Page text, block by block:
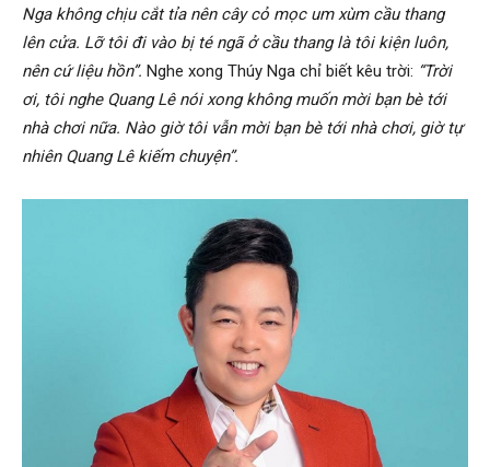
Nga không chịu cắt tỉa nên cây cỏ mọc um xùm cầu thang
lên cửa. Lỡ tôi đi vào bị té ngã ở cầu thang là tôi kiện luôn,
nên cứ liệu hồn”. Nghe xong Thúy Nga chỉ biết kêu trời: “Trời
ơi, tôi nghe Quang Lê nói xong không muốn mời bạn bè tới
nhà chơi nữa. Nào giờ tôi vẫn mời bạn bè tới nhà chơi, giờ tự
nhiên Quang Lê kiếm chuyện”.